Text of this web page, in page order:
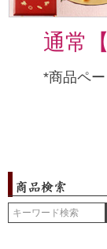
通常
*商品ペ